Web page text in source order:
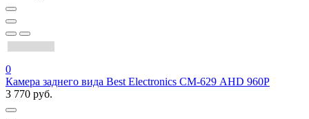
0
Камера заднего вида Best Electronics СМ-629 AHD 960P
3 770 руб.